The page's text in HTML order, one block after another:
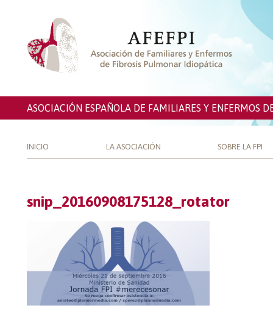
ASOCIACIÓN ESPAÑOLA DE FAMILIARES Y ENFERMOS
INICIO LA ASOCIACIÓN SOBRE LA FPI
snip_20160908175128_rotator